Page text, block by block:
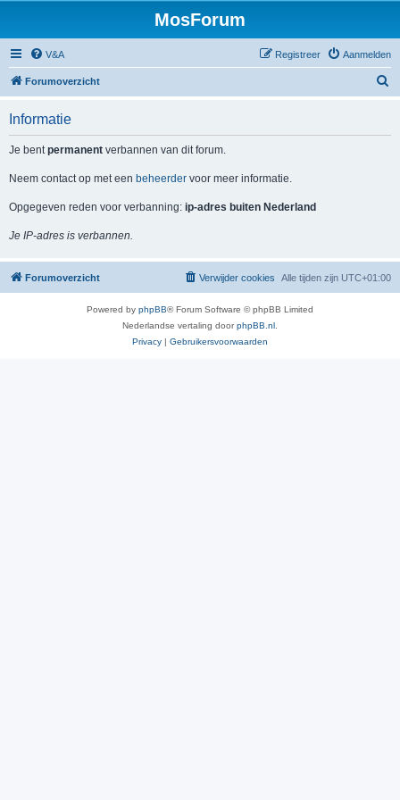
MosForum
V&A Aanmelden
Registreer
Forumoverzicht
Informatie
Je bentpermanent verbannen van dit forum.
Neem contact op met een beheerder voor meer informatie.
Opgegeven reden voor verbanning: ip-adres buiten Nederland
Je IP-adres is verbannen.
Forumoverzicht Alle tijden zijn UTC+01:00
Verwijder cookies
Powered by phpBB® Forum Software © phpBB Limited
Nederlandse vertaling doorphpBB.nl
Privacy | Gebruikersvoorwaarden